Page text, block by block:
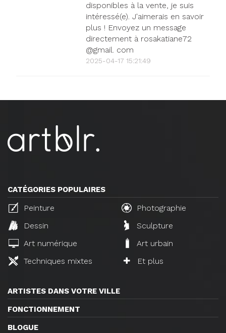
disponibles à la vente, je suis
intéressé(e). J'aimerais en savoir
plus ! Envoyez un message
directement à rosakatiane72
@gmail. com
2025-04-17 15:21:49
CATÉGORIES POPULAIRES
Peinture
Photographie
Dessin
Sculpture
Art numérique
Art urbain
Techniques mixtes
Et plus
ARTISTES DANS VOTRE VILLE
FONCTIONNEMENT
BLOGUE